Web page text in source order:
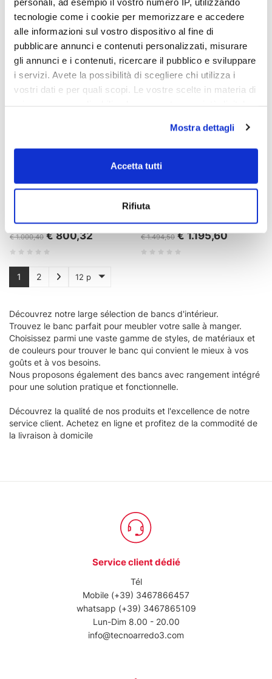
tecnologie come i cookie per memorizzare e accedere
alle informazioni sul vostro dispositivo al fine di
pubblicare annunci e contenuti personalizzati, misurare
gli annunci e i contenuti, ricercare il pubblico e sviluppare
i servizi. Avete la possibilità di scegliere chi utilizza i
vostri dati e per quali scopi. Le vostre scelte in materia di
modificare o revocare il proprio consenso in qualsiasi
momento dalla Dichiarazione sui cookie o facendo clic
sull'icona di attivazione della privacy.
Con il tuo consenso, vorremmo anche:
raccogliere informazioni sulla tua posizione
geografica, con un'approssimazione di qualche
metro,
Identificare il tuo dispositivo, scansionandolo
(impronte digitali).
e imposta le tue preferenze nellasezione dettagli
modificare o ritirare il tuo consenso in qualsiasi momento
dalla Dichiarazione sui cookie.
Utilizziamo i cookie per personalizzare contenuti ed
annunci, per fornire funzionalità dei social media e per
informazioni sul modo in cui utilizza il nostro sito con i
nostri partner che si occupano di analisi dei dati web,
Mostra dettagli
Accetta tutti
Rifiuta
€ 298,90 € 239,12 € 478,24
- 20%
Fauteuil lounge coulissant BIG
€ 1.000,40 € 800,32
- 20%
Fauteuil coulissant KROKO
€ 1.494,50 € 1.195,60
1 2 12 p
Découvrez notre large sélection de bancs d'intérieur.
Trouvez le banc parfait pour meubler votre salle à manger.
Choisissez parmi une vaste gamme de styles, de matériaux et
de couleurs pour trouver le banc qui convient le mieux à vos
goûts et à vos besoins.
Nous proposons également des bancs avec rangement intégré
pour une solution pratique et fonctionnelle.
Découvrez la qualité de nos produits et l'excellence de notre
service client. Achetez en ligne et profitez de la commodité de
la livraison à domicile
Service client dédié
Tél
Mobile (+39) 3467866457
whatsapp (+39) 3467865109
Lun-Dim 8.00 - 20.00
info@tecnoarredo3.com